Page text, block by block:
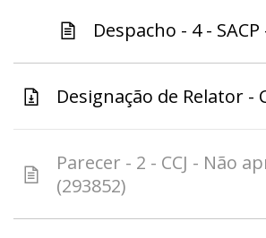
Despacho - 4 - SACP
Designação de Relator -
Parecer - 2 - CCJ - Não
(293852)